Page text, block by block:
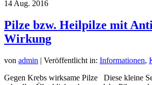
14 Aug. 2016
Pilze bzw. Heilpilze mit
Wirkung
von admin | Veröffentlicht in: Informationen,
Gegen Krebs wirksame Pilze Diese kleine